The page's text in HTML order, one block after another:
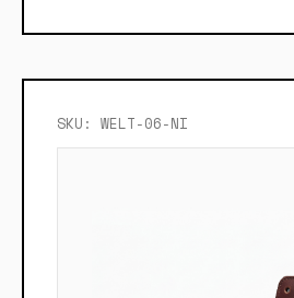
SKU: WELT-06-NI